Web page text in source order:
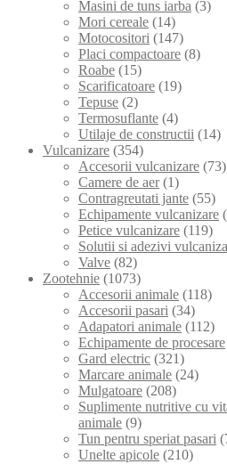
Masini de tuns iarba (3)
Mori cereale (14)
Motocositori (147)
Placi compactoare (8)
Roabe (15)
Scarificatoare (19)
Tepuse (2)
Termosuflante (4)
Utilaje de constructii (14)
Vulcanizare (354)
Accesorii vulcanizare (73)
Camere de aer (1)
Contragreutati jante (55)
Echipamente vulcanizare
Petice vulcanizare (119)
Solutii si adezivi
Valve (82)
Zootehnie (1073)
Accesorii animale (118)
Accesorii pasari (34)
Adapatori animale (112)
Echipamente de procesare
Gard electric (321)
Marcare animale (24)
Mulgatoare (208)
Suplimente nutritive cu
animale (9)
Tun pentru speriat pasari
Unelte apicole (210)